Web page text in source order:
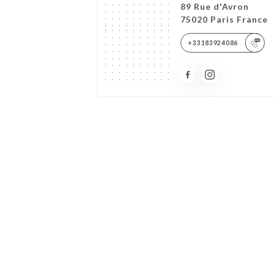
89 Rue d'Avron
75020 Paris France
+33183924086